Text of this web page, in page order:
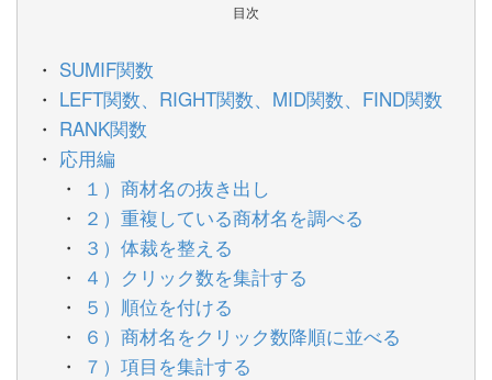
目次
SUMIF関数
LEFT関数、RIGHT関数、MID関数、FIND関数
RANK関数
応用編
１）商材名の抜き出し
２）重複している商材名を調べる
３）体裁を整える
４）クリック数を集計する
５）順位を付ける
６）商材名をクリック数降順に並べる
７）項目を集計する